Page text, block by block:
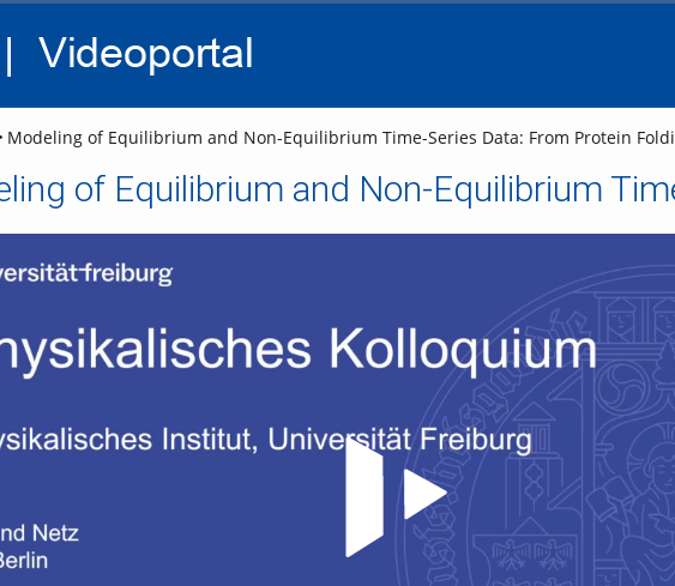
Modeling of Equilibrium and Non-Equilibrium Time-Series Data: From Protein
Video abspielen